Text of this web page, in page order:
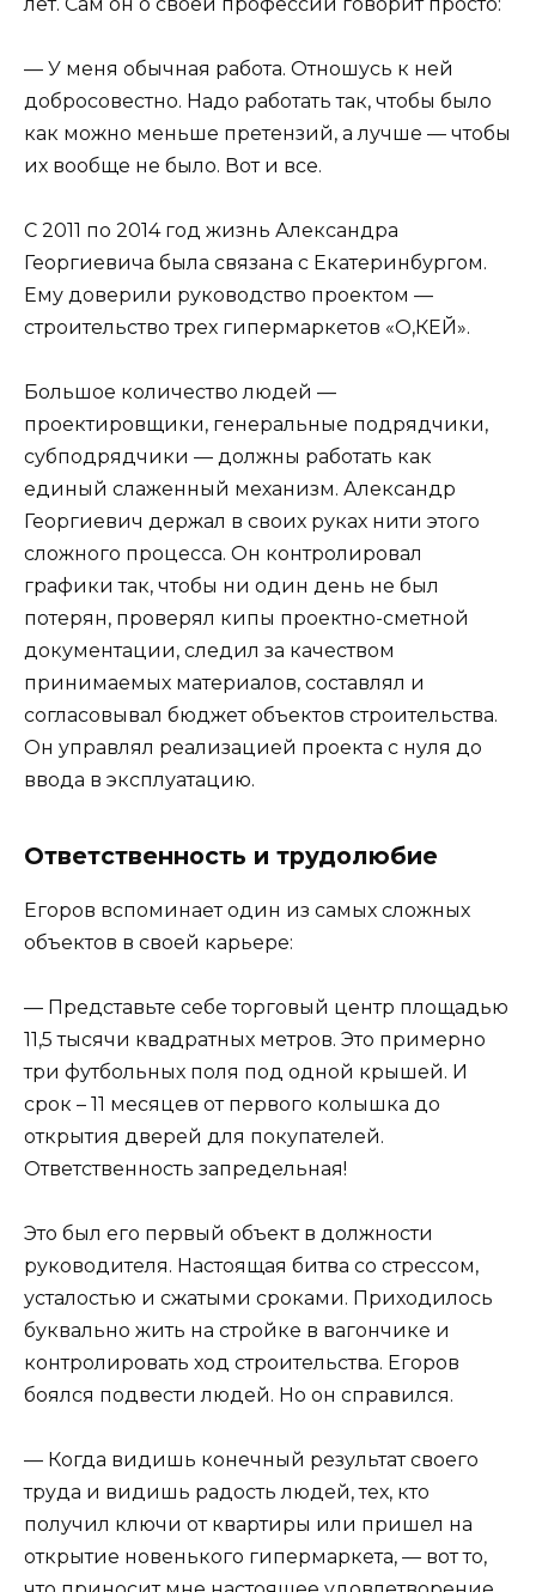
— У меня обычная работа. Отношусь к ней
добросовестно. Надо работать так, чтобы было
как можно меньше претензий, а лучше — чтобы
их вообще не было. Вот и все.
С 2011 по 2014 год жизнь Александра
Георгиевича была связана с Екатеринбургом.
Ему доверили руководство проектом —
строительство трех гипермаркетов «О,КЕЙ».
Большое количество людей —
проектировщики, генеральные подрядчики,
субподрядчики — должны работать как
единый слаженный механизм. Александр
Георгиевич держал в своих руках нити этого
сложного процесса. Он контролировал
графики так, чтобы ни один день не был
потерян, проверял кипы проектно-сметной
документации, следил за качеством
принимаемых материалов, составлял и
согласовывал бюджет объектов строительства.
Он управлял реализацией проекта с нуля до
ввода в эксплуатацию.
Ответственность и трудолюбие
Егоров вспоминает один из самых сложных
объектов в своей карьере:
— Представьте себе торговый центр площадью
11,5 тысячи квадратных метров. Это примерно
три футбольных поля под одной крышей. И
срок – 11 месяцев от первого колышка до
открытия дверей для покупателей.
Ответственность запредельная!
Это был его первый объект в должности
руководителя. Настоящая битва со стрессом,
усталостью и сжатыми сроками. Приходилось
буквально жить на стройке в вагончике и
контролировать ход строительства. Егоров
боялся подвести людей. Но он справился.
— Когда видишь конечный результат своего
труда и видишь радость людей, тех, кто
получил ключи от квартиры или пришел на
открытие новенького гипермаркета, — вот то,